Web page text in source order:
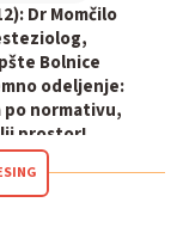
Dr Momčilo
Bolnice
odeljenje:
po normativu,
prostor!